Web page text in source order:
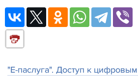
"Е-паслуга". Доступ к